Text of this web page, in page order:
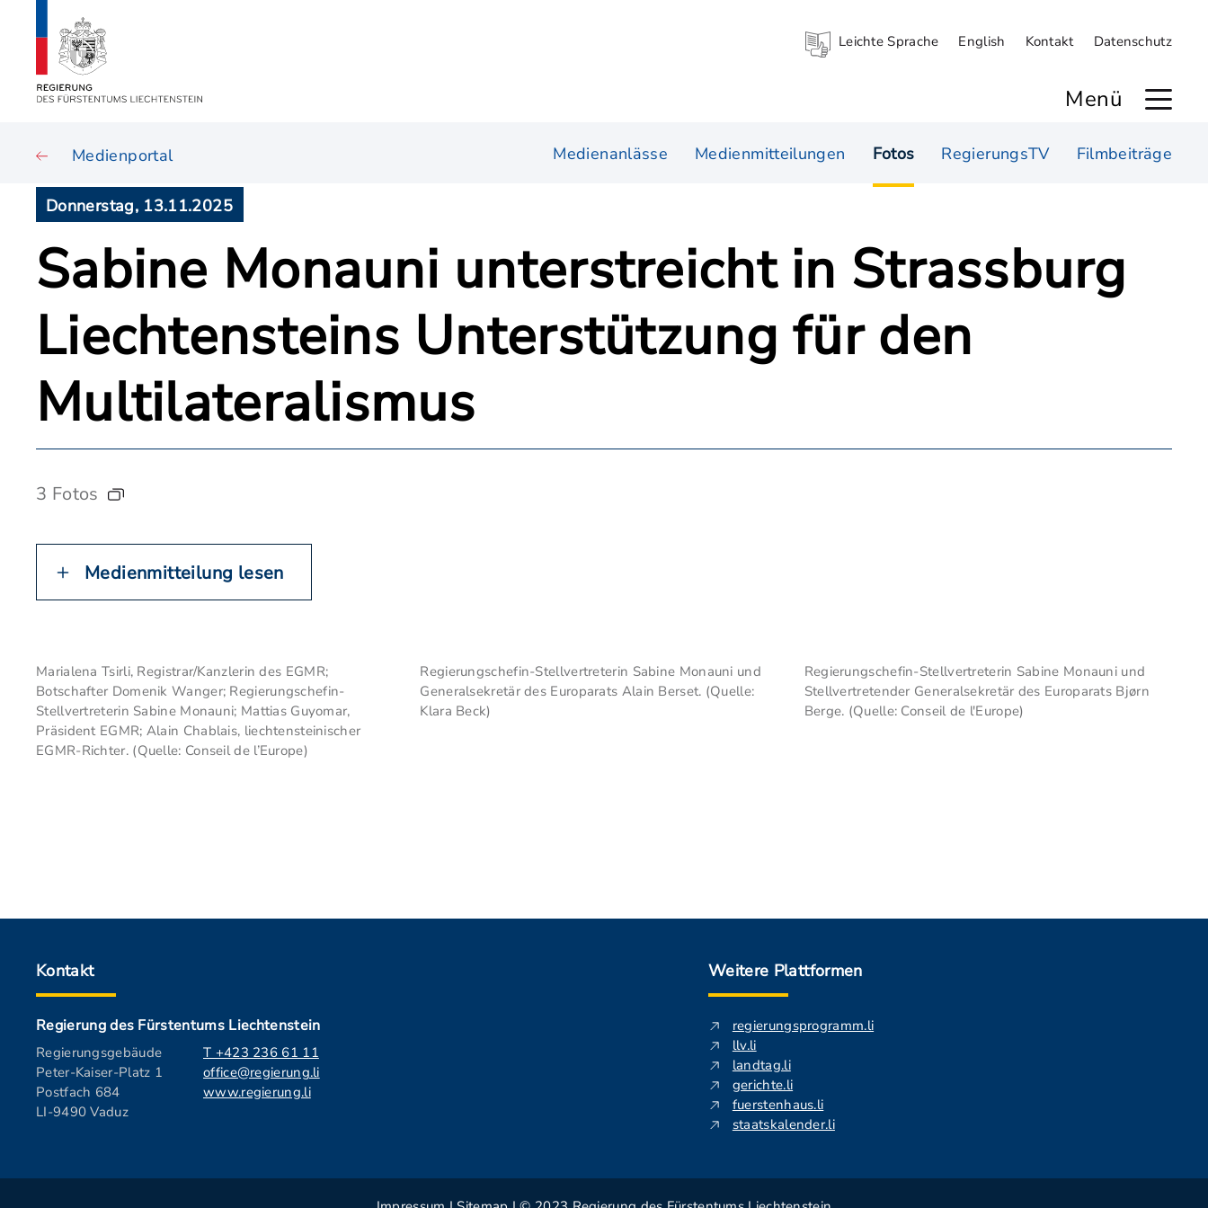
Leichte Sprache English Kontakt Datenschutz
Menü
Medienportal Medienanlässe Medienmitteilungen Fotos RegierungsTV Filmbeiträge
Donnerstag, 13.11.2025
Sabine Monauni unterstreicht in Strassburg
Liechtensteins Unterstützung für den
Multilateralismus
3 Fotos
Medienmitteilung lesen
Marialena Tsirli, Registrar/Kanzlerin des EGMR;
Botschafter Domenik Wanger; Regierungschefin-
Stellvertreterin Sabine Monauni; Mattias Guyomar,
Präsident EGMR; Alain Chablais, liechtensteinischer
EGMR-Richter. (Quelle: Conseil de l’Europe)
Regierungschefin-Stellvertreterin Sabine Monauni und
Generalsekretär des Europarats Alain Berset. (Quelle:
Klara Beck)
Regierungschefin-Stellvertreterin Sabine Monauni und
Stellvertretender Generalsekretär des Europarats Bjørn
Berge. (Quelle: Conseil de l'Europe)
Kontakt
Regierung des Fürstentums Liechtenstein
Regierungsgebäude
Peter-Kaiser-Platz 1
Postfach 684
LI-9490 Vaduz
T +423 236 61 11
office@regierung.li
www.regierung.li
Weitere Plattformen
regierungsprogramm.li
llv.li
landtag.li
gerichte.li
fuerstenhaus.li
staatskalender.li